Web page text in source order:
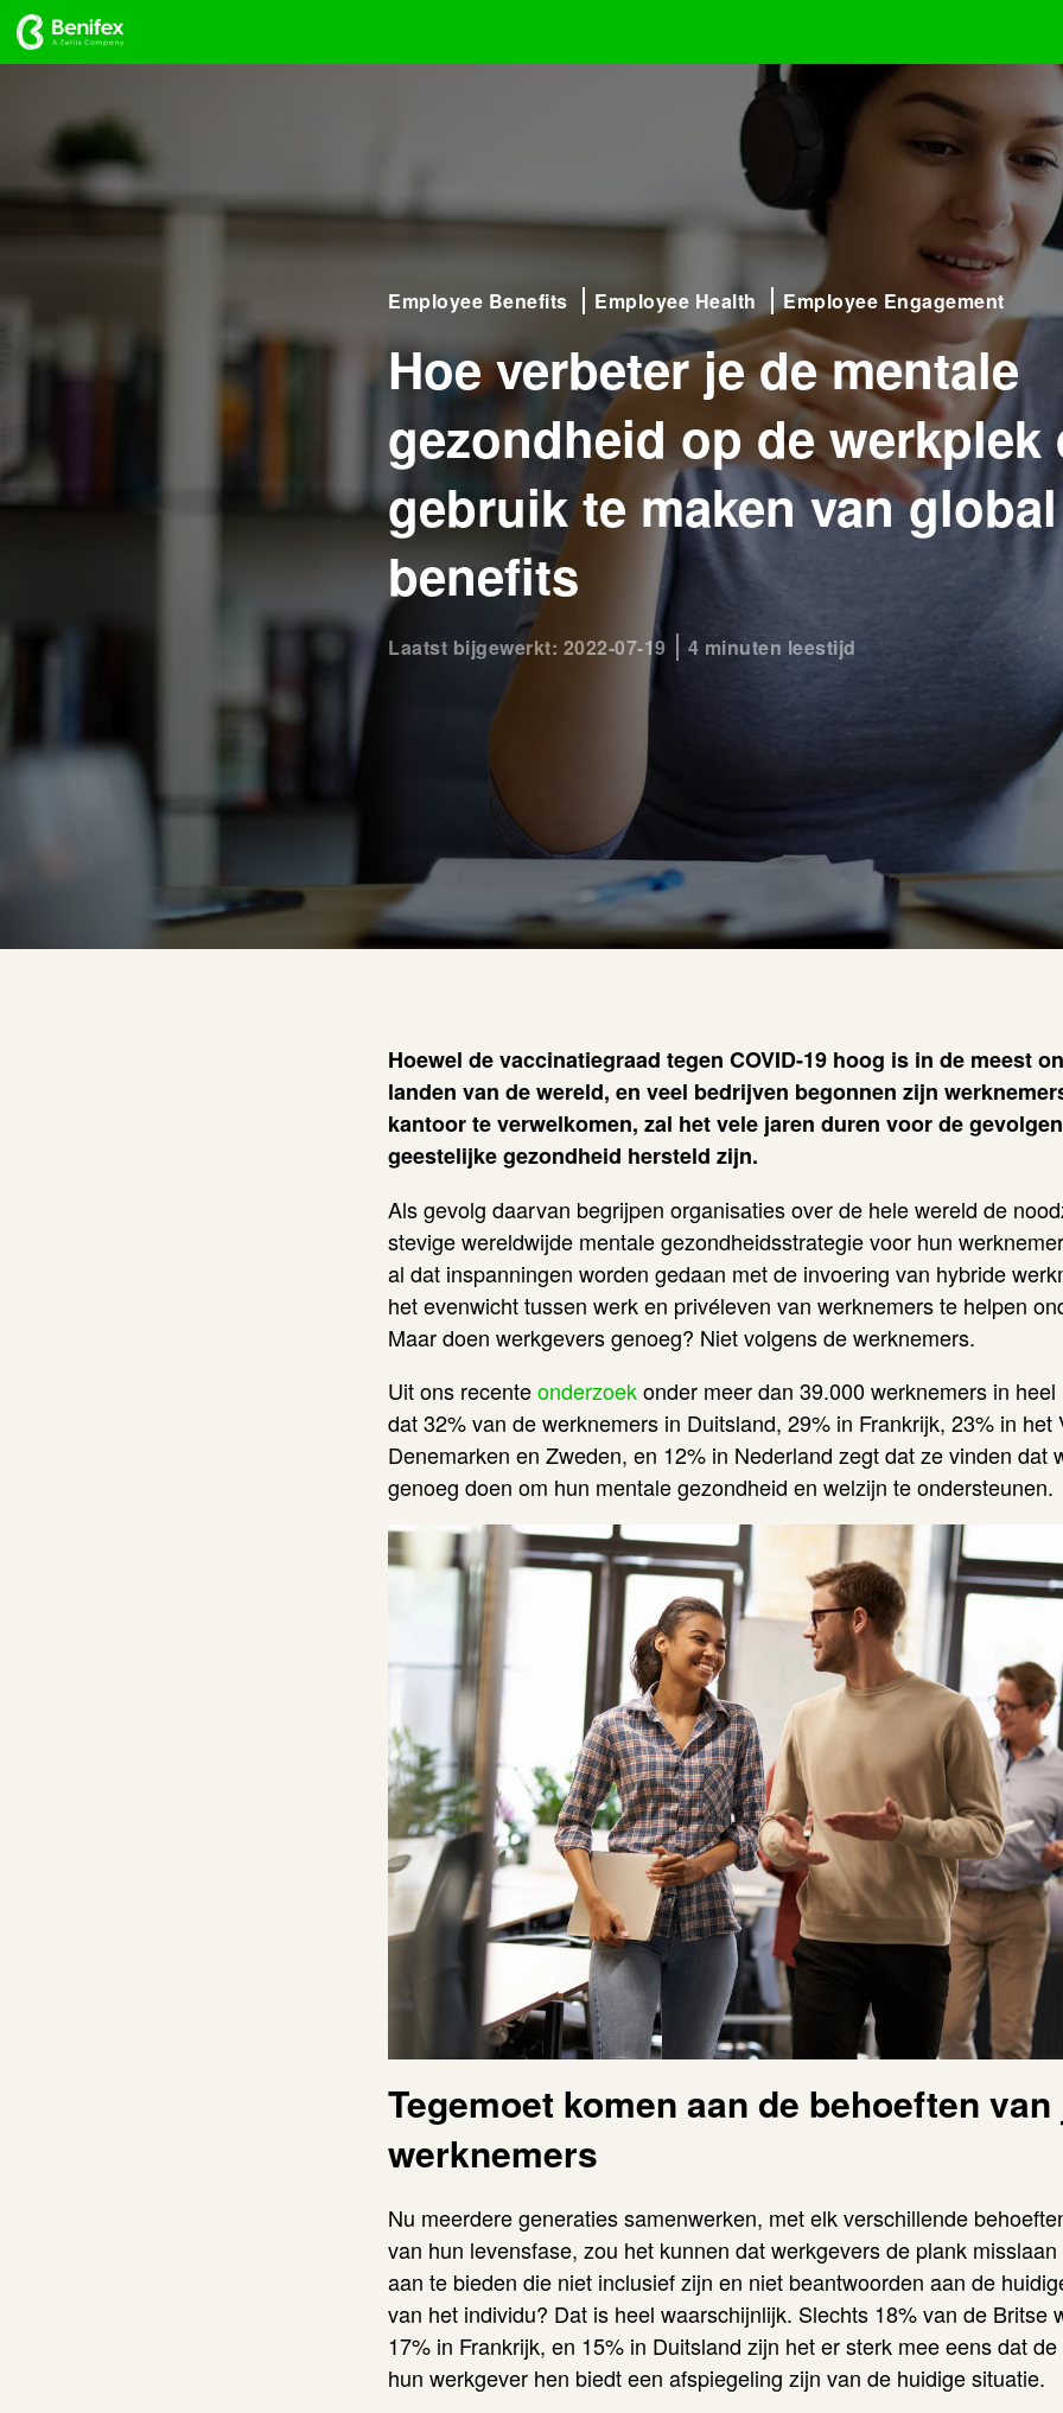
Employee Benefits Employee Health Employee Engagement
Hoe verbeter je de mentale
gezondheid op de werkplek
gebruik te maken van global
benefits
Laatst bijgewerkt: 2022-07-19 4 minuten leestijd
Hoewel de vaccinatiegraad tegen COVID-19 hoog is in de meest
landen van de wereld, en veel bedrijven begonnen zijn
kantoor te verwelkomen, zal het vele jaren duren voor de
geestelijke gezondheid hersteld zijn.
Als gevolg daarvan begrijpen organisaties over de hele wereld de
stevige wereldwijde mentalegezondheidsstrategie voor hun
al dat inspanningen worden gedaan met de invoering van hybride
het evenwicht tussen werk en privéleven van werknemers te helpen
Maar doen werkgevers genoeg? Niet volgens de werknemers.
Uit ons recenteonderzoekonder meer dan 39.000 werknemers in
dat 32% van de werknemers in Duitsland, 29% in Frankrijk, 23% in het
Denemarken en Zweden, en 12% in Nederland zegt dat ze vinden dat
genoeg doen om hun mentalegezondheid en welzijn te ondersteunen.
Tegemoet komen aan de behoeften van
werknemers
Nu meerdere generaties samenwerken, met elk verschillende
van hun levensfase, zou het kunnen dat werkgevers de plank
aan te bieden die niet inclusief zijn en niet beantwoorden aan de
van het individu? Dat is heel waarschijnlijk. Slechts 18% van de Britse
17% in Frankrijk, en 15% in Duitsland zijn het er sterk mee eens dat
hun werkgever hen biedt een afspiegeling zijn van de huidige situatie.